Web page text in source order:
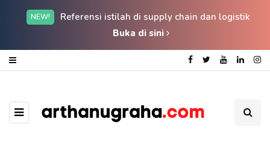
NEW!
Referensi istilah di supply chain dan logistik
Buka di sini